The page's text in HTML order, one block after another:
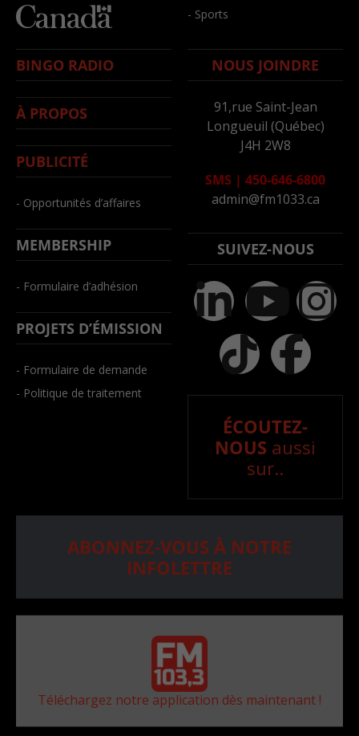
- Sports
BINGO RADIO
À PROPOS
PUBLICITÉ
- Opportunités d’affaires
MEMBERSHIP
- Formulaire d’adhésion
PROJETS D’ÉMISSION
- Formulaire de demande
- Politique de traitement
NOUS JOINDRE
91,rue Saint-Jean
Longueuil (Québec)
J4H 2W8
SMS | 450-646-6800
admin@fm1033.ca
SUIVEZ-NOUS
ÉCOUTEZ-
NOUS aussi
sur..
ABONNEZ-VOUS À NOTRE
INFOLETTRE
Téléchargez notre application dès maintenant !